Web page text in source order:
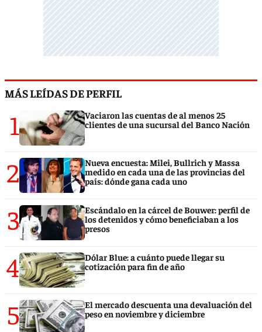
MÁS LEÍDAS DE PERFIL
1
Vaciaron las cuentas de al menos 25
clientes de una sucursal del Banco Nación
2
Nueva encuesta: Milei, Bullrich y Massa
medido en cada una de las provincias del
país: dónde gana cada uno
3
Escándalo en la cárcel de Bouwer: perfil de
los detenidos y cómo beneficiaban a los
presos
4
Dólar Blue: a cuánto puede llegar su
cotización para fin de año
5
El mercado descuenta una devaluación del
peso en noviembre y diciembre